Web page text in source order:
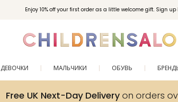
Enjoy 10% off your first order as a little welcome gift. Sign up
ДЕВОЧКИ МАЛЬЧИКИ ОБУВЬ
Free UK Next-Day Deliveryon orders